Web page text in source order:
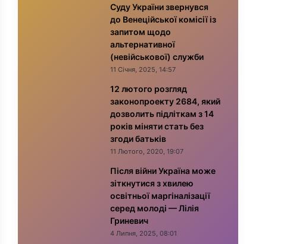
Суду України звернувся
до Венеційської комісії із
запитом щодо
альтернативної
(невійськової) служби
11 Січня, 2025, 14:57
12 лютого розгляд
законопроекту 2684, який
дозволить підліткам з 14
років міняти стать без
згоди батьків
11 Лютого, 2020, 19:07
Після війни Україна може
зіткнутися з хвилею
освітньої маргіналізації
серед молоді — Лілія
Гриневич
4 Липня, 2025, 08:01